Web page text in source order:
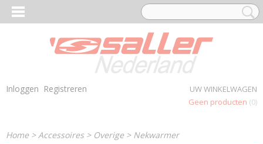
Inloggen Registreren
UW WINKELWAGEN
Geen producten (0)
Home> Accessoires > Overige> Nekwarmer